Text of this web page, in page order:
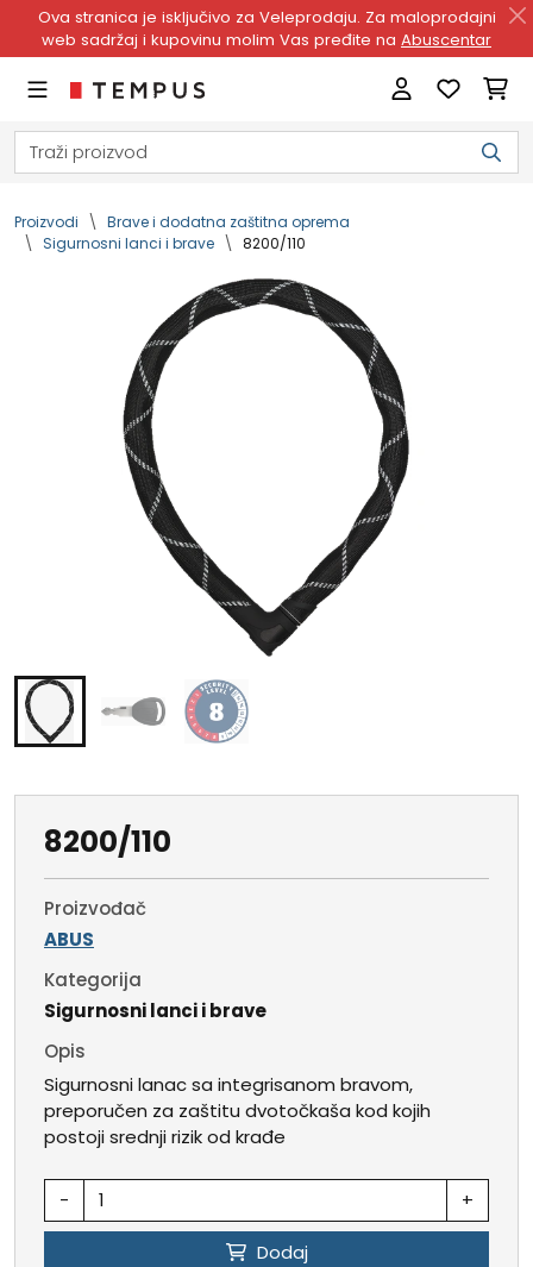
Ova stranica je isključivo za Veleprodaju. Za maloprodajni
web sadržaj i kupovinu molim Vas pređite na Abuscentar
Proizvodi
Brave i dodatna zaštitna oprema
Sigurnosni lanci i brave
8200/110
8200/110
Proizvođač
ABUS
Kategorija
Sigurnosni lanci i brave
Opis
Sigurnosni lanac sa integrisanom bravom,
preporučen za zaštitu dvotočkaša kod kojih
postoji srednji rizik od krađe
- +
Dodaj